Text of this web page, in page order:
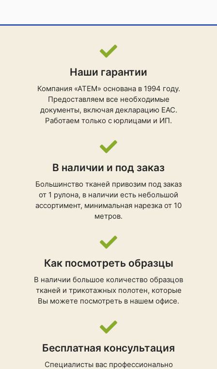
Наши гарантии
Компания «АТЕМ» основана в 1994 году.
Предоставляем все необходимые
документы, включая декларацию ЕАС.
Работаем только с юрлицами и ИП.
В наличии и под заказ
Большинство тканей привозим под заказ
от 1 рулона, в наличии есть небольшой
ассортимент, минимальная нарезка от 10
метров.
Как посмотреть образцы
В наличии большое количество образцов
тканей и трикотажных полотен, которые
Вы можете посмотреть в нашем офисе.
Бесплатная консультация
Специалисты вас профессионально